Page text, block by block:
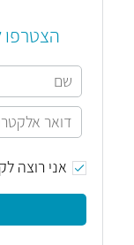
הצטרפו
אני רוצה